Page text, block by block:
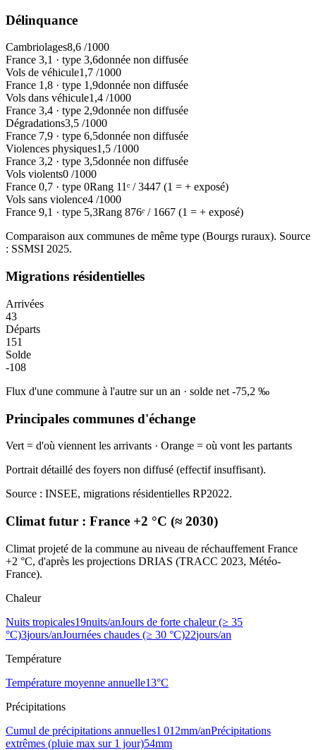
Délinquance
Cambriolages8,6 /1000
France 3,1 · type 3,6donnée non diffusée
Vols de véhicule1,7 /1000
France 1,8 · type 1,9donnée non diffusée
Vols dans véhicule1,4 /1000
France 3,4 · type 2,9donnée non diffusée
Dégradations3,5 /1000
France 7,9 · type 6,5donnée non diffusée
Violences physiques1,5 /1000
France 3,2 · type 3,5donnée non diffusée
Vols violents0 /1000
France 0,7 · type 0Rang 11ᵉ /3447 (1 = + exposé)
Vols sans violence4 /1000
France 9,1 · type 5,3Rang 876ᵉ / 1667 (1 = + exposé)
Comparaison aux communes de même type (Bourgs ruraux). Source
: SSMSI 2025.
Migrations résidentielles
Arrivées
43
Départs
151
Solde
-108
Flux d'une commune à l'autre sur un an · solde net -75,2 ‰
Principales communes d'échange
Vert = d'où viennent les arrivants · Orange = où vont les partants
Portrait détaillé des foyers non diffusé (effectif insuffisant).
Source : INSEE, migrations résidentielles RP2022.
Climat futur : France +2 °C (≈ 2030)
Climat projeté de la commune au niveau de réchauffement France
+2 °C, d'après les projections DRIAS (TRACC 2023, Météo-
France).
Chaleur
Nuits tropicales19nuits/anJours de forte chaleur (≥ 35
°C)3jours/anJournées chaudes (≥ 30 °C)22jours/an
Température
Température moyenne annuelle13°C
Précipitations
Cumul de précipitations annuelles1 012mm/anPrécipitations
extrêmes (pluie max sur 1 jour)54mm